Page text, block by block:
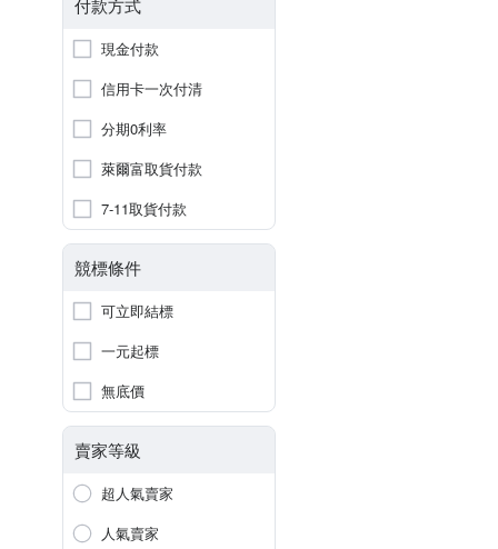
付款方式
現金付款
信用卡一次付清
分期0利率
萊爾富取貨付款
7-11取貨付款
競標條件
可立即結標
一元起標
無底價
賣家等級
超人氣賣家
人氣賣家